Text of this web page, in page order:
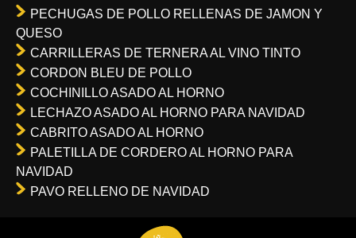
PECHUGAS DE POLLO RELLENAS DE JAMON Y
QUESO
CARRILLERAS DE TERNERA AL VINO TINTO
CORDON BLEU DE POLLO
COCHINILLO ASADO AL HORNO
LECHAZO ASADO AL HORNO PARA NAVIDAD
CABRITO ASADO AL HORNO
PALETILLA DE CORDERO AL HORNO PARA
NAVIDAD
PAVO RELLENO DE NAVIDAD